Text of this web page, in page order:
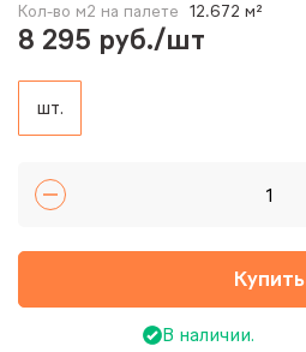
Кол-во м2 на палете 12.672 м²
8 295 руб./шт
шт.
Купить
В наличии.